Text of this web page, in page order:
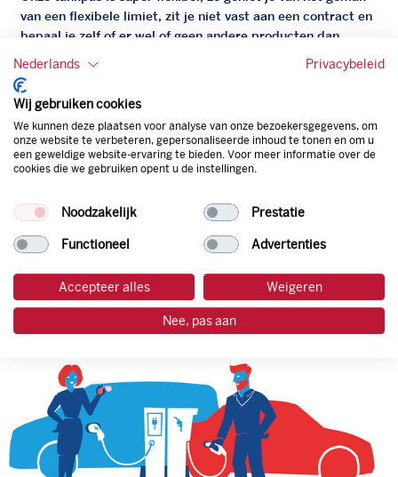
van een flexibele limiet, zit je niet vast aan een contract en
bepaal je zelf of er wel of geen andere producten dan
brandstof mee betaalt kunnen worden.
Bovendien profiteer je altijd van een gegarandeerde
korting. Mocht de pompprijs toch lager zijn dan betaal je
natuurlijk de prijs aan de pomp. Zo ben je altijd verzekerd
van de laagste prijs.
laadpas aanvragen
Nederlands Privacybeleid
Wij gebruiken cookies
We kunnen deze plaatsen voor analyse van onze bezoekersgegevens, om
onze website te verbeteren, gepersonaliseerde inhoud te tonen en om u
een geweldige website-ervaring te bieden. Voor meer informatie over de
cookies die we gebruiken opent u de instellingen.
Noodzakelijk Prestatie
Functioneel Advertenties
Accepteer alles Weigeren
Nee, pas aan